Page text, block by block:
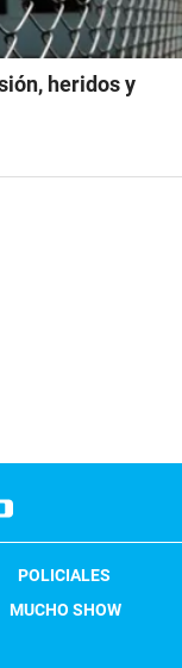
heridos y
POLICIALES
MUCHO SHOW